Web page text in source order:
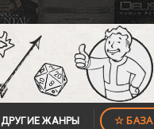
ДРУГИЕ ЖАНРЫ ☆ БАЗА